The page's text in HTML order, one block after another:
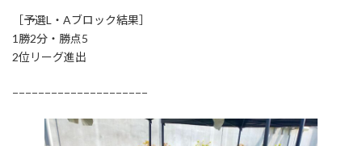
［予選L・Aブロック結果］
1勝2分・勝点5
2位リーグ進出
−−−−−−−−−−−−−−−−−−−−−